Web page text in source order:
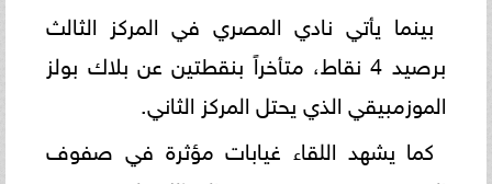
بينما يأتي نادي المصري في المركز الثالث
برصيد 4 نقاط، متأخراً بنقطتين عن بلاك بولز
الموزمبيقي الذي يحتل المركز الثاني.
كما يشهد اللقاء غيابات مؤثرة في صفوف